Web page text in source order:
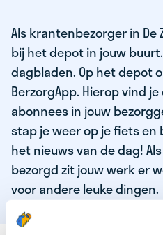
Als krantenbezorger in
bij het depot in jouw
dagbladen. Op het depot
BerzorgApp. Hierop vind
abonnees in jouw
stap je weer op je fiets en
het nieuws van de dag!
bezorgd zit jouw werk er
voor andere leuke dingen.